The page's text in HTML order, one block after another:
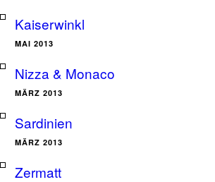
Kaiserwinkl
MAI 2013
Nizza & Monaco
MÄRZ 2013
Sardinien
MÄRZ 2013
Zermatt